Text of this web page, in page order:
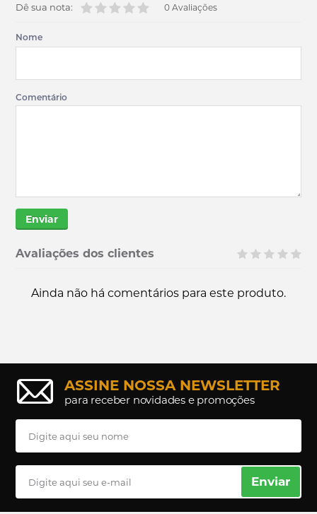
0 Avaliações
Dê sua nota:
Nome
Comentário
Enviar
Avaliações dos clientes
Ainda não há comentários para este produto.
ASSINE NOSSA NEWSLETTER
para receber novidades e promoções
Enviar